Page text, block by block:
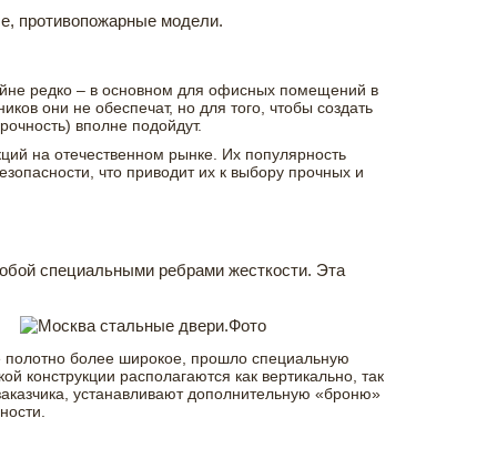
противопожарные модели.
редко – в основном для офисных помещений в
они не обеспечат, но для того, чтобы создать
вполне подойдут.
на отечественном рынке. Их популярность
что приводит их к выбору прочных и
специальными ребрами жесткости. Эта
полотно более широкое, прошло специальную
конструкции располагаются как вертикально, так
устанавливают дополнительную «броню»